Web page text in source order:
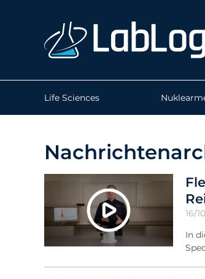
Life Sciences
16/
In